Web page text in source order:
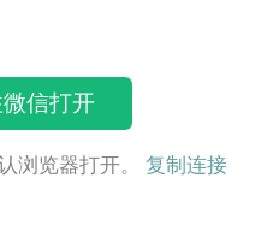
信打开
浏览器打开。 复制连接